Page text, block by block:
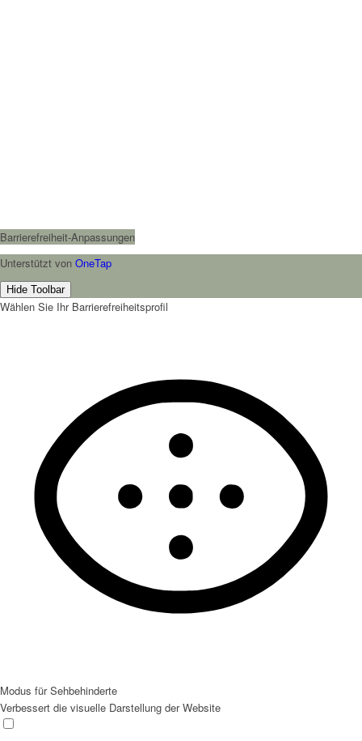
Barrierefreiheit-Anpassungen
Unterstützt von OneTap
Hide Toolbar
Wählen Sie Ihr Barrierefreiheitsprofil
Modus für Sehbehinderte
Verbessert die visuelle Darstellung der Website